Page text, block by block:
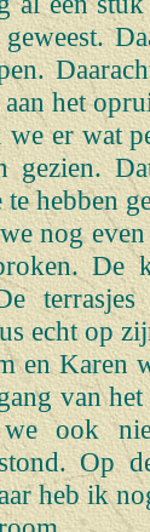
het
we er wat
gezien.
hebben
nog
De
echt op
en Karen
van
we ook
Op
heb ik